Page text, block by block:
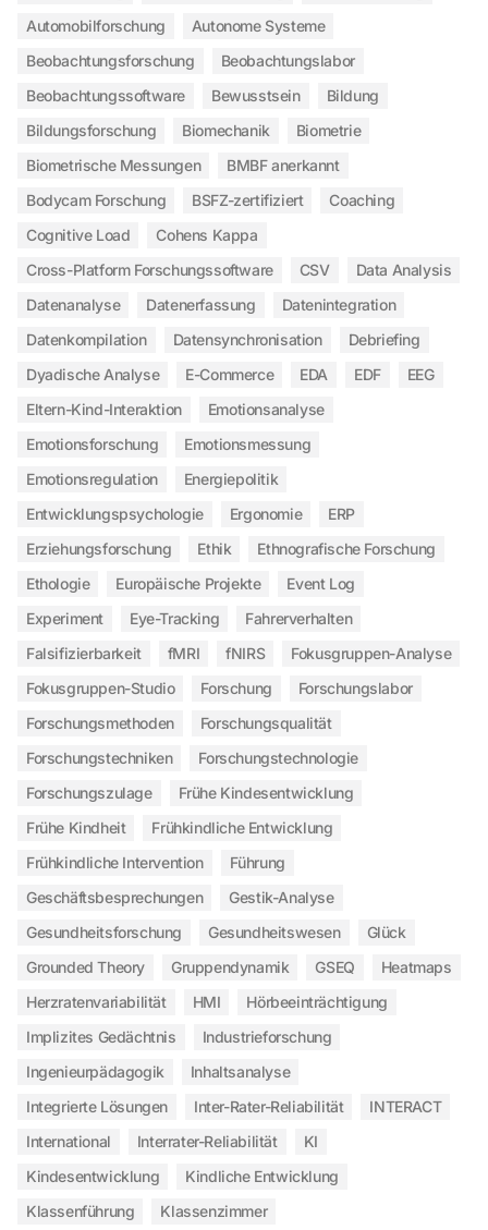
Automobilforschung
Autonome Systeme
Beobachtungsforschung
Beobachtungslabor
Beobachtungssoftware
Bewusstsein
Bildung
Bildungsforschung
Biomechanik
Biometrie
Biometrische Messungen
BMBF anerkannt
Bodycam Forschung
BSFZ-zertifiziert
Coaching
Cognitive Load
Cohens Kappa
Cross-Platform Forschungssoftware
CSV
Data Analysis
Datenanalyse
Datenerfassung
Datenintegration
Datenkompilation
Datensynchronisation
Debriefing
Dyadische Analyse
E-Commerce EDA EDF
EEG
Eltern-Kind-Interaktion
Emotionsanalyse
Emotionsforschung
Emotionsmessung
Emotionsregulation
Energiepolitik
Entwicklungspsychologie
Ergonomie
ERP
Erziehungsforschung
Ethik
Ethnografische Forschung
Ethologie
Europäische Projekte
Event Log
Experiment
Eye-Tracking
Fahrerverhalten
Falsifizierbarkeit
fMRI fNIRS
Fokusgruppen-Analyse
Fokusgruppen-Studio
Forschung
Forschungslabor
Forschungsmethoden
Forschungsqualität
Forschungstechniken
Forschungstechnologie
Forschungszulage
Frühe Kindesentwicklung
Frühe Kindheit
Frühkindliche Entwicklung
Frühkindliche Intervention
Führung
Geschäftsbesprechungen
Gestik-Analyse
Gesundheitsforschung
Gesundheitswesen
Glück
Grounded Theory
Gruppendynamik GSEQ
Heatmaps
Herzratenvariabilität
HMI
Hörbeeinträchtigung
Implizites Gedächtnis
Industrieforschung
Ingenieurpädagogik
Inhaltsanalyse
Integrierte Lösungen
Inter-Rater-Reliabilität
INTERACT
International
Interrater-Reliabilität
KI
Kindesentwicklung
Kindliche Entwicklung
Klassenführung
Klassenzimmer